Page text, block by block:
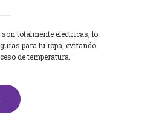
totalmente eléctricas, lo
para tu ropa, evitando
de temperatura.